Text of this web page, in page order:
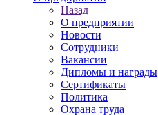
Назад
О предприятии
Новости
Сотрудники
Вакансии
Дипломы и награды
Сертификаты
Политика
Охрана труда